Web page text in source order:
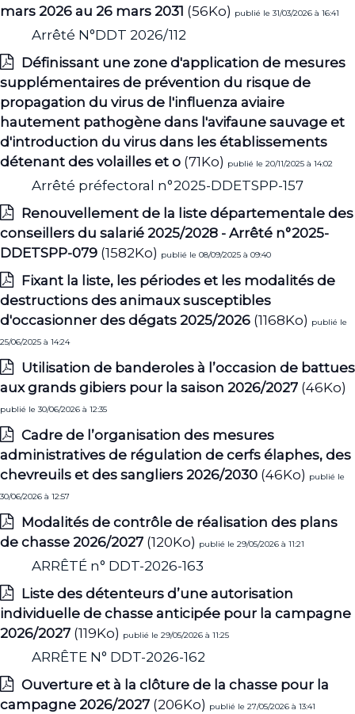
mars 2026 au 26 mars 2031 (56Ko) publié le 31/03/2026 à 16:41
Arrêté N°DDT 2026/112
Définissant une zone d'application de mesures
supplémentaires de prévention du risque de
propagation du virus de l'influenza aviaire
hautement pathogène dans l'avifaune sauvage et
d'introduction du virus dans les établissements
détenant des volailles et o (71Ko) publié le 20/11/2025 à 14:02
Arrêté préfectoral n°2025-DDETSPP-157
Renouvellement de la liste départementale des
conseillers du salarié 2025/2028 - Arrêté n°2025-
DDETSPP-079 (1582Ko) publié le 08/09/2025 à 09:40
Fixant la liste, les périodes et les modalités de
destructions des animaux susceptibles
d'occasionner des dégats 2025/2026 (1168Ko) publié le
25/06/2025 à 14:24
Utilisation de banderoles à l’occasion de battues
aux grands gibiers pour la saison 2026/2027 (46Ko)
publié le 30/06/2026 à 12:35
Cadre de l’organisation des mesures
administratives de régulation de cerfs élaphes, des
chevreuils et des sangliers 2026/2030 (46Ko) publié le
30/06/2026 à 12:57
Modalités de contrôle de réalisation des plans
de chasse 2026/2027 (120Ko) publié le 29/05/2026 à 11:21
ARRÊTÉ n° DDT-2026-163
Liste des détenteurs d’une autorisation
individuelle de chasse anticipée pour la campagne
2026/2027 (119Ko) publié le 29/05/2026 à 11:25
ARRÊTE N° DDT-2026-162
Ouverture et à la clôture de la chasse pour la
campagne 2026/2027 (206Ko) publié le 27/05/2026 à 13:41